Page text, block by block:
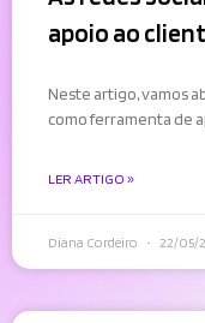
apoio ao
Neste artigo, vamos
como ferramenta de
LER ARTIGO »
Diana Cordeiro 22/05/